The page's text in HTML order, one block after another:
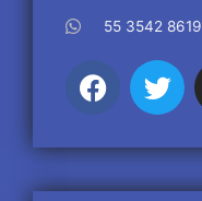
55 3542 8619
F
a
e
b
T
w
t
t